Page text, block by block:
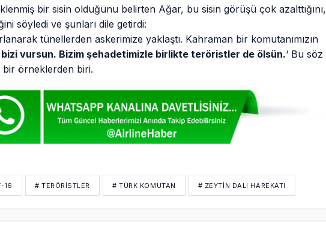
bir sisin olduğunu belirten Ağar, bu sisin görüşü çok azalttığını,
söyledi ve şunları dile getirdi:
tünellerden askerimize yaklaştı. Kahraman bir komutanımızın
bizi vursun. Bizim şehadetimizle birlikte teröristler de ölsün.‘ Bu söz
örneklerden biri.
16 # TERÖRISTLER # TÜRK KOMUTAN # ZEYTIN DALI HAREKATI